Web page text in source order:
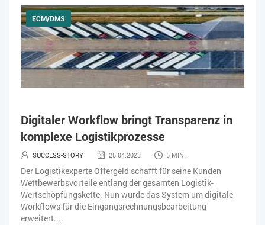
ECM/DMS
Digitaler Workflow bringt Transparenz in
komplexe Logistikprozesse
SUCCESS-STORY 25.04.2023 5 MIN.
Der Logistikexperte Offergeld schafft für seine Kunden
Wettbewerbsvorteile entlang der gesamten Logistik-
Wertschöpfungskette. Nun wurde das System um digitale
Workflows für die Eingangsrechnungsbearbeitung
erweitert....